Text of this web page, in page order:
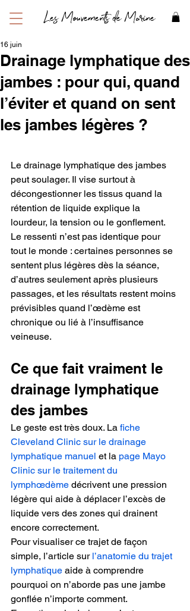
Les Mouvements de Marine
Drainage lymphatique des
jambes : pour qui, quand
l’éviter et quand on sent
les jambes légères ?
16 juin
Le drainage lymphatique des jambes
peut soulager. Il vise surtout à
décongestionner les tissus quand la
rétention de liquide explique la
lourdeur, la tension ou le gonflement.
Le ressenti n’est pas identique pour
tout le monde : certaines personnes se
sentent plus légères dès la séance,
d’autres seulement après plusieurs
passages, et les résultats restent moins
prévisibles quand l’œdème est
chronique ou lié à l’insuffisance
veineuse.
Ce que fait vraiment le
drainage lymphatique
des jambes
Le geste est très doux. La fiche
Cleveland Clinic sur le drainage
lymphatique manuel et la page Mayo
Clinic sur le traitement du
lymphœdème décrivent une pression
légère qui aide à déplacer l’excès de
liquide vers des zones qui drainent
encore correctement.
Pour visualiser ce trajet de façon
simple, l’article sur l’anatomie du trajet
lymphatique aide à comprendre
pourquoi on n’aborde pas une jambe
gonflée n’importe comment.